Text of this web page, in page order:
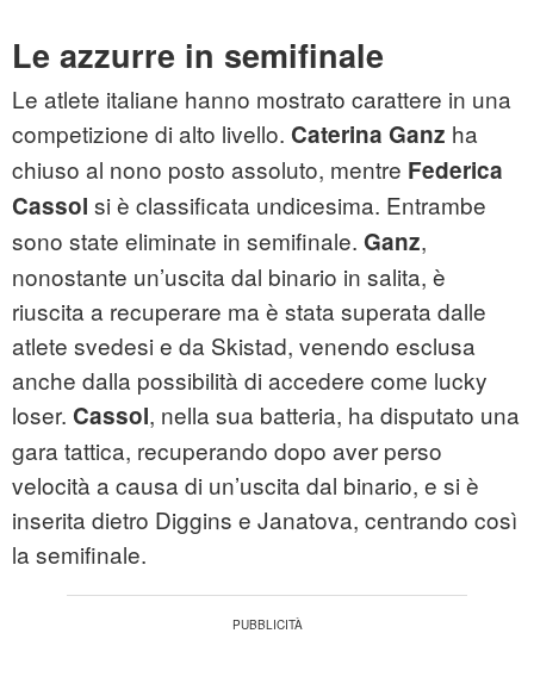
Le azzurre in semifinale
Le atlete italiane hanno mostrato carattere in una
competizione di alto livello. Caterina Ganz ha
chiuso al nono posto assoluto, mentre Federica
Cassol si è classificata undicesima. Entrambe
sono state eliminate in semifinale. Ganz,
nonostante un’uscita dal binario in salita, è
riuscita a recuperare ma è stata superata dalle
atlete svedesi e da Skistad, venendo esclusa
anche dalla possibilità di accedere come lucky
loser. Cassol, nella sua batteria, ha disputato una
gara tattica, recuperando dopo aver perso
velocità a causa di un’uscita dal binario, e si è
inserita dietro Diggins e Janatova, centrando così
la semifinale.